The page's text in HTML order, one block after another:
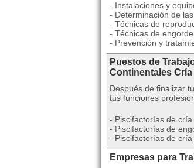
- Instalaciones y
- Determinación de
- Técnicas de
- Técnicas de
- Prevención y
Puestos de
Continentales Cría
Después de finalizar
tus funciones
- Piscifactorías de cría.
- Piscifactorías de
- Piscifactorías de
Empresas para